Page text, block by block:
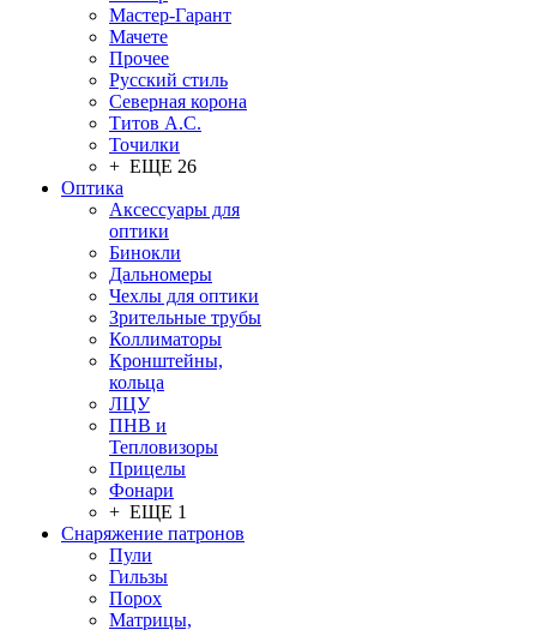
Мастер-Гарант
Мачете
Прочее
Русский стиль
Северная корона
Титов А.С.
Точилки
+ ЕЩЕ 26
Оптика
Аксессуары для
оптики
Бинокли
Дальномеры
Чехлы для оптики
Зрительные трубы
Коллиматоры
Кронштейны,
кольца
ЛЦУ
ПНВ и
Тепловизоры
Прицелы
Фонари
+ ЕЩЕ 1
Снаряжение патронов
Пули
Гильзы
Порох
Матрицы,